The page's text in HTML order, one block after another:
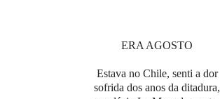
ERA AGOSTO
Estava no Chile, senti a dor
sofrida dos anos da ditadura,